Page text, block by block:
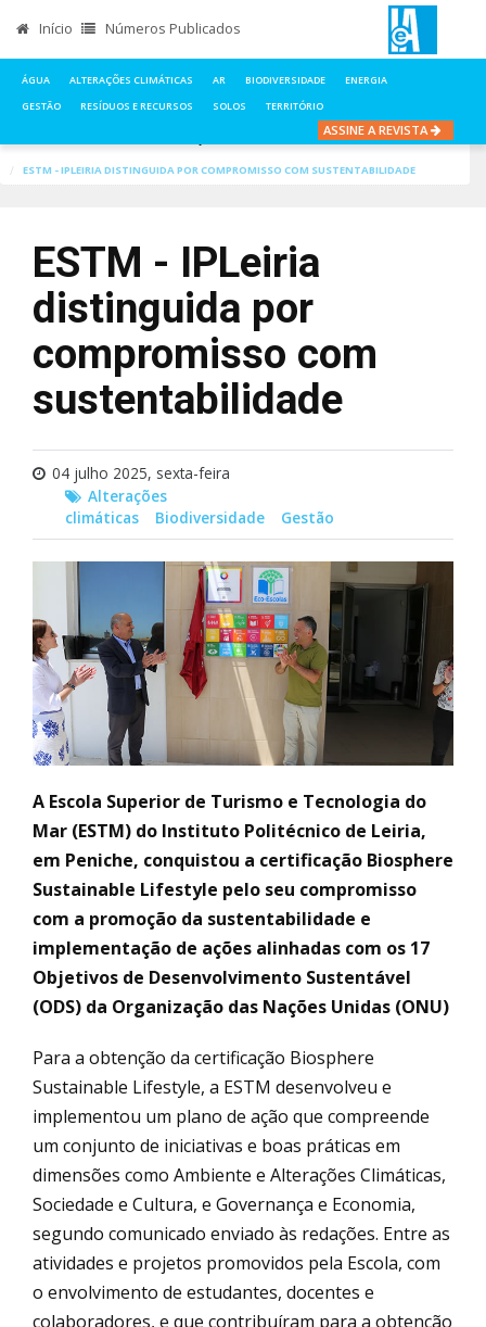
Início Números Publicados
ÁGUA ALTERAÇÕES CLIMÁTICAS AR BIODIVERSIDADE
ENERGIA
GESTÃO
RESÍDUOS E RECURSOS SOLOS TERRITÓRIO
ASSINE A REVISTA
ESTM - IPLEIRIA DISTINGUIDA POR COMPROMISSO COM SUSTENTABILIDADE
ESTM - IPLeiria
distinguida por
compromisso com
sustentabilidade
04 julho 2025, sexta-feira
Alterações
climáticas
Biodiversidade Gestão
A Escola Superior de Turismo e Tecnologia do
Mar (ESTM) do Instituto Politécnico de Leiria,
em Peniche, conquistou a certificação Biosphere
Sustainable Lifestyle pelo seu compromisso
com a promoção da sustentabilidade e
implementação de ações alinhadas com os 17
Objetivos de Desenvolvimento Sustentável
(ODS) da Organização das Nações Unidas (ONU)
Para a obtenção da certificação Biosphere
Sustainable Lifestyle, a ESTM desenvolveu e
implementou um plano de ação que compreende
um conjunto de iniciativas e boas práticas em
dimensões como Ambiente e Alterações Climáticas,
Sociedade e Cultura, e Governança e Economia,
segundo comunicado enviado às redações. Entre as
atividades e projetos promovidos pela Escola, com
o envolvimento de estudantes, docentes e
colaboradores, e que contribuíram para a obtenção